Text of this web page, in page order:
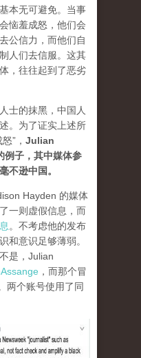
本无可避免。当事
恼羞成怒，他们会
公信力，而他们自
人们去信服。这其
，往往起到了恶劣
士的抹黑，中国人
。为了证实上述所
”， Julian
例子，其中媒体参
不逊中国。
Hayden 的媒体
一则虚假信息，而
。不考虑他的发布
和意识足够薄弱。
是，Julian
，而那个冒
两个账号使用了同